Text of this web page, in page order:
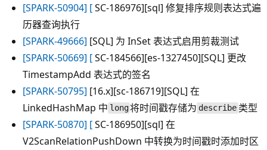
[SPARK-50904] [SC-186976][sql] 修复排序规则表达式遍
历器查询执行
[SPARK-49666] [SQL] 为 InSet 表达式启用剪裁测试
[SPARK-50669] [SC-184566][es-1327450][SQL] 更改
TimestampAdd 表达式的签名
[SPARK-50795] [16.x][sc-186719][SQL] 在
LinkedHashMap 中 long将时间戳存储为 describe 类型
[SPARK-50870] [SC-186950][sql] 在
V2ScanRelationPushDown 中转换为时间戳时添加时区